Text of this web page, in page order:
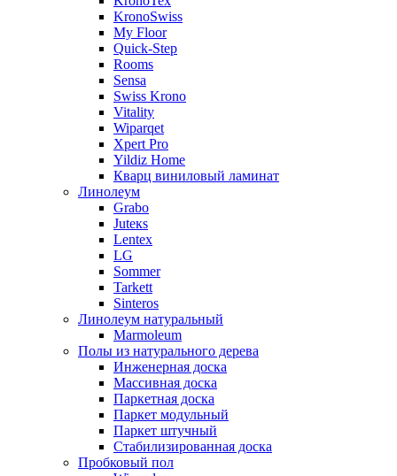
KronoSwiss
My Floor
Quick-Step
Rooms
Sensa
Swiss Krono
Vitality
Wiparqet
Xpert Pro
Yildiz Home
Кварц виниловый ламинат
Линолеум
Grabo
Juteкs
Lentex
LG
Sommer
Tarkett
Sinteros
Линолеум натуральный
Marmoleum
Полы из натурального дерева
Инженерная доска
Массивная доска
Паркетная доска
Паркет модульный
Паркет штучный
Стабилизированная доска
Пробковый пол